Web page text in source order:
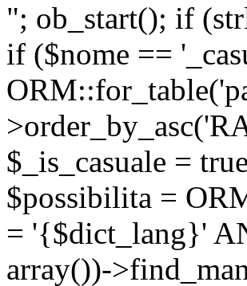
"; ob_start(); if
if ($nome ==
$_is_casuale =
$possibilita =
= '{$dict_lang}'
array())-